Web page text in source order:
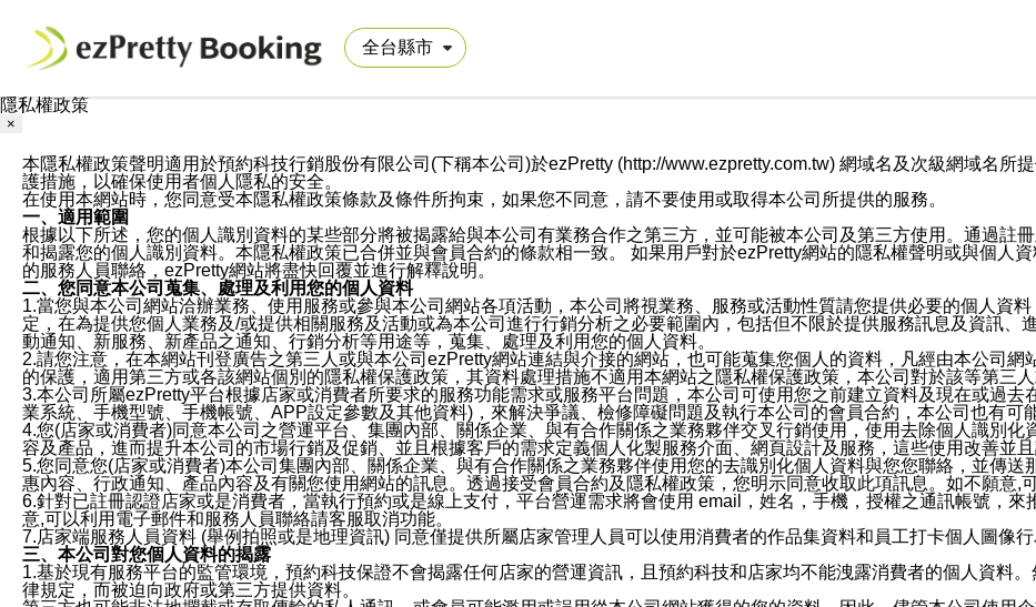
隱私權政策
×
本隱私權政策聲明適用於預約科技行銷股份有限公司(下稱本公司)於ezPretty (http://www.ezpretty.com.tw) 網域名及次級網域名所
護措施，以確保使用者個人隱私的安全。
在使用本網站時，您同意受本隱私權政策條款及條件所拘束，如果您不同意，請不要使用或取得本公司所提供的服務。
一、適用範圍
根據以下所述，您的個人識別資料的某些部分將被揭露給與本公司有業務合作之第三方，並可能被本公司及第三方使用。通過註
和揭露您的個人識別資料。本隱私權政策已合併並與會員合約的條款相一致。 如果用戶對於ezPretty網站的隱私權聲明或與個人
的服務人員聯絡，ezPretty網站將盡快回覆並進行解釋說明。
二、您同意本公司蒐集、處理及利用您的個人資料
1.當您與本公司網站洽辦業務、使用服務或參與本公司網站各項活動，本公司將視業務、服務或活動性質請您提供必要的個人資
定，在為提供您個人業務及/或提供相關服務及活動或為本公司進行行銷分析之必要範圍內，包括但不限於提供服務訊息及資訊、
動通知、新服務、新產品之通知、行銷分析等用途等，蒐集、處理及利用您的個人資料。
2.請您注意，在本網站刊登廣告之第三人或與本公司ezPretty網站連結與介接的網站，也可能蒐集您個人的資料，凡經由本公司
的保護，適用第三方或各該網站個別的隱私權保護政策，其資料處理措施不適用本網站之隱私權保護政策，本公司對於該等第三
3.本公司所屬ezPretty平台根據店家或消費者所要求的服務功能需求或服務平台問題，本公司可使用您之前建立資料及現在或過
業系統、手機型號、手機帳號、APP設定參數及其他資料)，來解決爭議、檢修障礙問題及執行本公司的會員合約，本公司也有可
4.您(店家或消費者)同意本公司之營運平台、集團內部、關係企業、與有合作關係之業務夥伴交叉行銷使用，使用去除個人識別
容及產品，進而提升本公司的市場行銷及促銷、並且根據客戶的需求定義個人化製服務介面、網頁設計及服務，這些使用改善並
5.您同意您(店家或消費者)本公司集團內部、關係企業、與有合作關係之業務夥伴使用您的去識別化個人資料與您您聯絡，並傳
惠內容、行政通知、產品內容及有關您使用網站的訊息。透過接受會員合約及隱私權政策，您明示同意收取此項訊息。如不願意,
6.針對已註冊認證店家或是消費者，當執行預約或是線上支付，平台營運需求將會使用 email，姓名，手機，授權之通訊帳號，
意,可以利用電子郵件和服務人員聯絡請客服取消功能。
7.店家端服務人員資料 (舉例拍照或是地理資訊) 同意僅提供所屬店家管理人員可以使用消費者的作品集資料和員工打卡個人圖像
三、本公司對您個人資料的揭露
1.基於現有服務平台的監管環境，預約科技保證不會揭露任何店家的營運資訊，且預約科技和店家均不能洩露消費者的個人資料
律規定，而被迫向政府或第三方提供資料。